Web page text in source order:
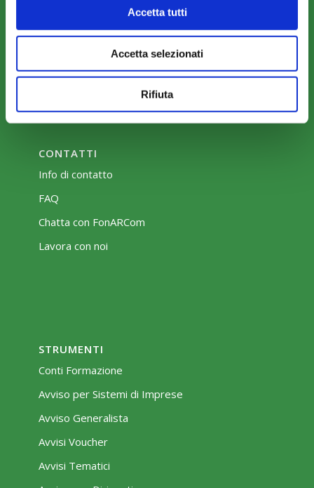
Accetta tutti
Accetta selezionati
Rifiuta
CONTATTI
Info di contatto
FAQ
Chatta con FonARCom
Lavora con noi
STRUMENTI
Conti Formazione
Avviso per Sistemi di Imprese
Avviso Generalista
Avvisi Voucher
Avvisi Tematici